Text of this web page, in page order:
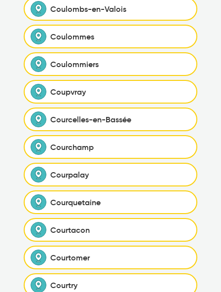
Coulombs-en-Valois
Coulommes
Coulommiers
Coupvray
Courcelles-en-Bassée
Courchamp
Courpalay
Courquetaine
Courtacon
Courtomer
Courtry